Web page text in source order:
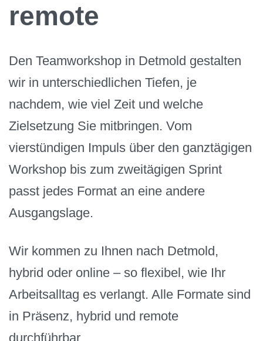
remote
Den Teamworkshop in Detmold gestalten
wir in unterschiedlichen Tiefen, je
nachdem, wie viel Zeit und welche
Zielsetzung Sie mitbringen. Vom
vierstündigen Impuls über den ganztägigen
Workshop bis zum zweitägigen Sprint
passt jedes Format an eine andere
Ausgangslage.
Wir kommen zu Ihnen nach Detmold,
hybrid oder online – so flexibel, wie Ihr
Arbeitsalltag es verlangt. Alle Formate sind
in Präsenz, hybrid und remote
durchführbar.